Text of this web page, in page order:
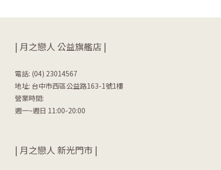
| 月之戀人 公益旗艦店 |
電話: (04) 23014567
地址: 台中市西區公益路163-1號1樓
營業時間:
週一~週日 11:00-20:00
| 月之戀人 新光門市 |